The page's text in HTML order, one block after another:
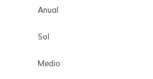
Anual
Sol
Medio